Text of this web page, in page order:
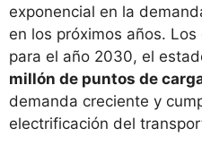
exponencial en la
en los próximos años.
para el año 2030, el
millón de puntos de
demanda creciente y
electrificación del